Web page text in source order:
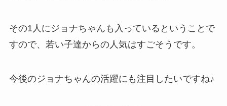
その1人にジョナちゃんも入っているということで
すので、若い子達からの人気はすごそうです。
今後のジョナちゃんの活躍にも注目したいですね♪